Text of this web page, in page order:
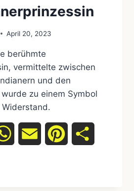
April 20, 2023
berühmte
vermittelte zwischen
und den
zu einem Symbol
WhatsAppEmail Pinterest